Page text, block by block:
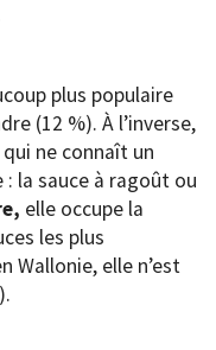
plus populaire
(12 %). À l’inverse,
ne connaît un
: la sauce à ragoût ou
elle occupe la
les plus
Wallonie, elle n’est